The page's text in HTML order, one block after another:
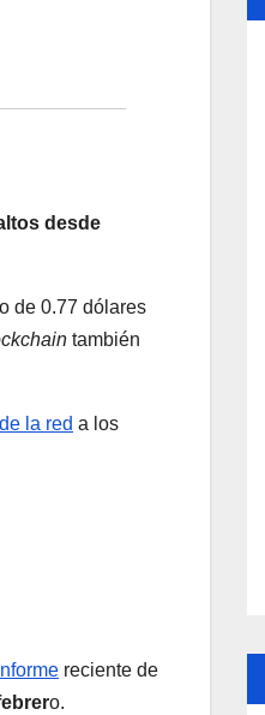
desde
de 0.77 dólares
también
la red a los
reciente de
o.